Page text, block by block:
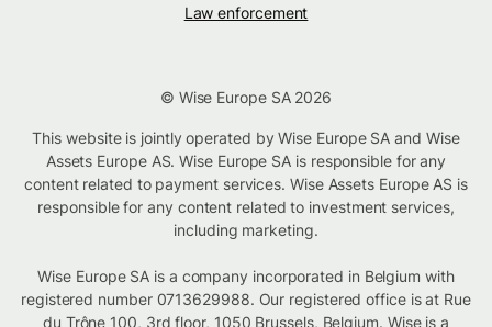
Law enforcement
© Wise Europe SA 2026
This website is jointly operated by Wise Europe SA and Wise
Assets Europe AS. Wise Europe SA is responsible for any
content related to payment services. Wise Assets Europe AS is
responsible for any content related to investment services,
including marketing.
Wise Europe SA is a company incorporated in Belgium with
registered number 0713629988. Our registered office is at Rue
du Trône 100, 3rd floor, 1050 Brussels, Belgium. Wise is a